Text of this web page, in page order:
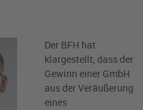
Der BFH hat
klargestellt, dass der
Gewinn einer GmbH
aus der Veräußerung
eines